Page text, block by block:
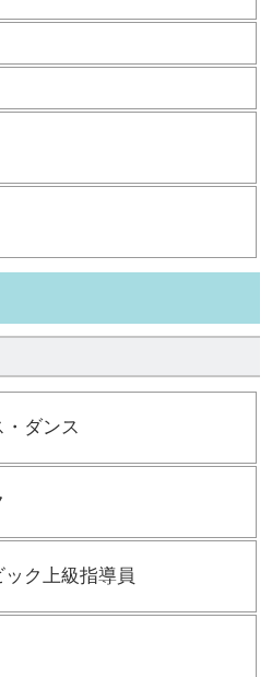
ダンス
ク上級指導員